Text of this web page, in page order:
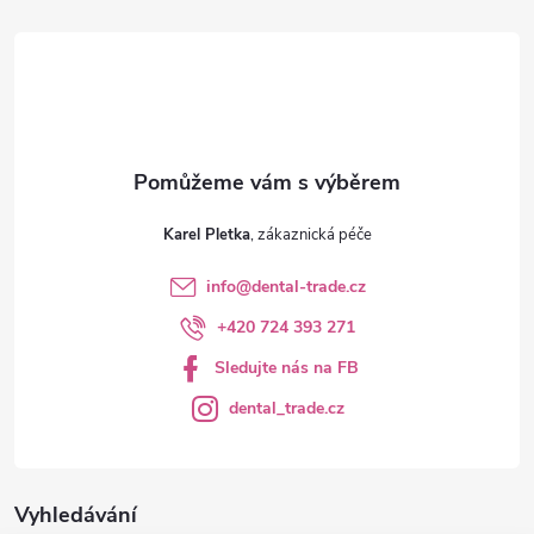
Vyhledávání
Karel Pletka
info@dental-trade.cz
+420 724 393 271
Sledujte nás na FB
dental_trade.cz